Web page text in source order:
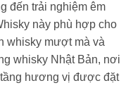
đến trải nghiệm êm
này phù hợp cho
whisky mượt mà và
whisky Nhật Bản, nơi
hương vị được đặt